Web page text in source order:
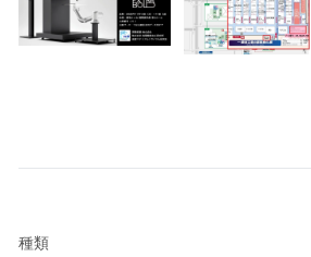
種類